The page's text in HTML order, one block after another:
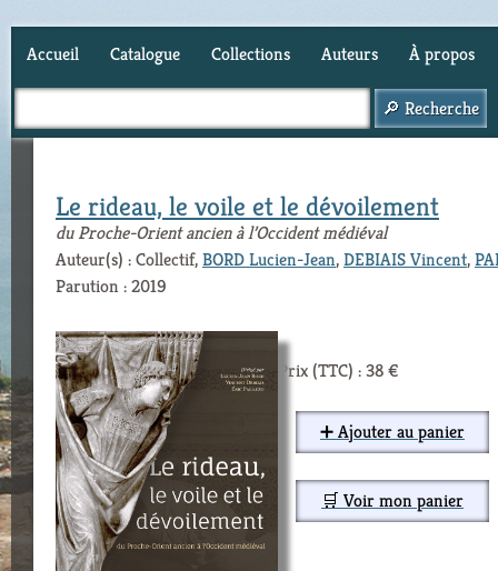
Accueil Catalogue Collections Auteurs À propos
Le rideau, le voile et le dévoilement
du Proche-Orient ancien à l’Occident médiéval
Auteur(s) : Collectif,BORD Lucien-Jean,DEBIAIS Vincent,
Parution : 2019
Prix (TTC) : 38 €
➕ Ajouter au panier
🛒 Voir mon panier